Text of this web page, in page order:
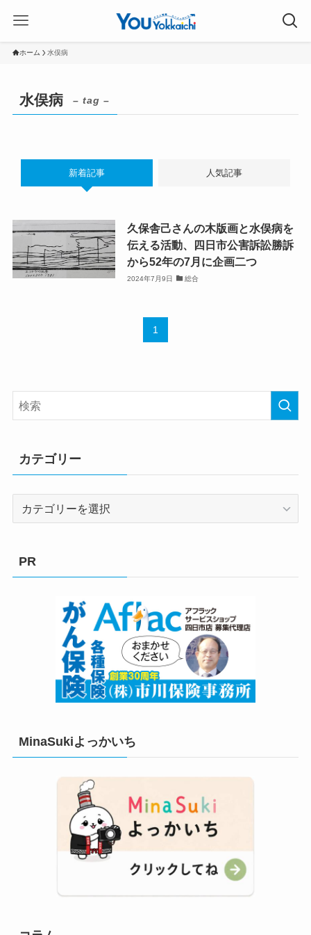
ホーム 水俣病
水俣病 – tag –
新着記事 人気記事
久保舎己さんの木版画と水俣病を
伝える活動、四日市公害訴訟勝訴
から52年の7月に企画二つ
2024年7月9日 総合
1
カテゴリー
PR
MinaSukiよっかいち